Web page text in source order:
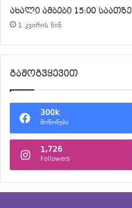
ახალი ამბები 15:00 საათზე
1 კვირის წინ
გამოგვყევით
300k
მოწონება
1,726
Followers